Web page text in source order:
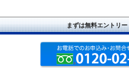
まずは無料エントリ